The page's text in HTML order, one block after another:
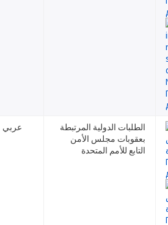
عربي
الطلبات الدولية المرتبطة
بعقوبات مجلس الأمن
التابع للأمم المتحدة